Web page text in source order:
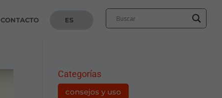
CONTACTO ES
Categorías
consejos y uso